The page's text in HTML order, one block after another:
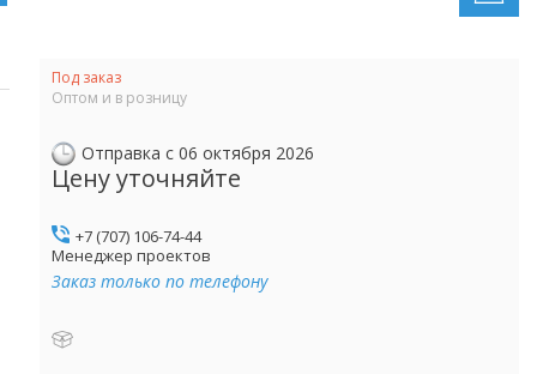
Под заказ
Оптом и в розницу
Отправка с 06 октября 2026
Цену уточняйте
+7 (707) 106-74-44
Менеджер проектов
Заказ только по телефону